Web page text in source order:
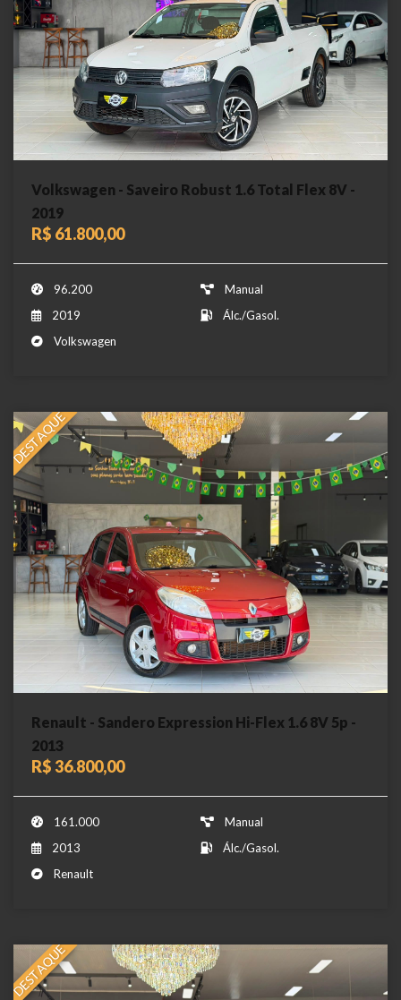
Volkswagen - Saveiro Robust 1.6 Total Flex 8V -
2019
R$ 61.800,00
96.200
Manual
2019
Álc./Gasol.
Volkswagen
DESTAQUE
Renault - Sandero Expression Hi-Flex 1.6 8V 5p -
2013
R$ 36.800,00
161.000
Manual
2013
Álc./Gasol.
Renault
DESTAQUE